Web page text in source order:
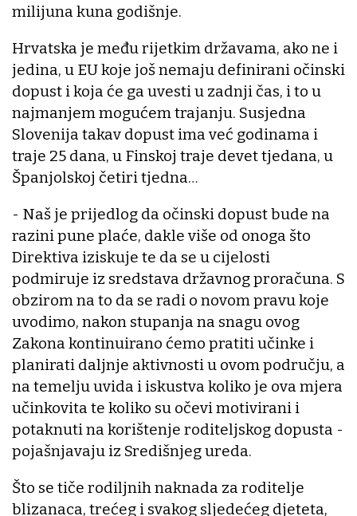
milijuna kuna godišnje.
Hrvatska je među rijetkim državama, ako ne i
jedina, u EU koje još nemaju definirani očinski
dopust i koja će ga uvesti u zadnji čas, i to u
najmanjem mogućem trajanju. Susjedna
Slovenija takav dopust ima već godinama i
traje 25 dana, u Finskoj traje devet tjedana, u
Španjolskoj četiri tjedna…
- Naš je prijedlog da očinski dopust bude na
razini pune plaće, dakle više od onoga što
Direktiva iziskuje te da se u cijelosti
podmiruje iz sredstava državnog proračuna. S
obzirom na to da se radi o novom pravu koje
uvodimo, nakon stupanja na snagu ovog
Zakona kontinuirano ćemo pratiti učinke i
planirati daljnje aktivnosti u ovom području, a
na temelju uvida i iskustva koliko je ova mjera
učinkovita te koliko su očevi motivirani i
potaknuti na korištenje roditeljskog dopusta -
pojašnjavaju iz Središnjeg ureda.
Što se tiče rodiljnih naknada za roditelje
blizanaca, trećeg i svakog sljedećeg djeteta,